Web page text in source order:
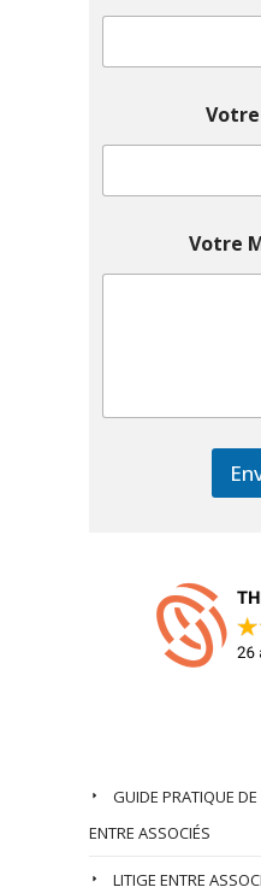
Votre
GUIDE PRATIQUE
ENTRE ASSOCIÉS
LITIGE ENTRE